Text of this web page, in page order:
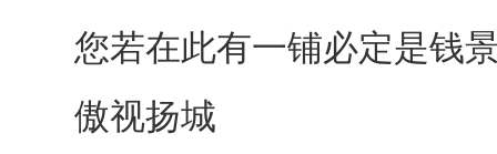
您若在此有一铺必定是钱
傲视扬城